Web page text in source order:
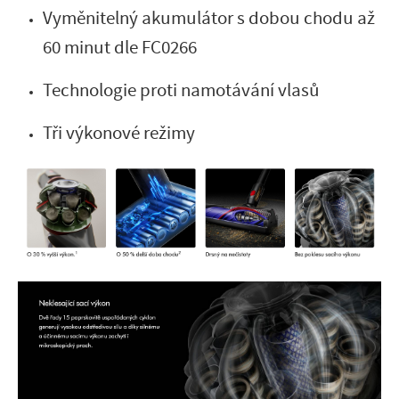
Vyměnitelný akumulátor s dobou chodu až
60 minut dle FC0266
Technologie proti namotávání vlasů
Tři výkonové režimy